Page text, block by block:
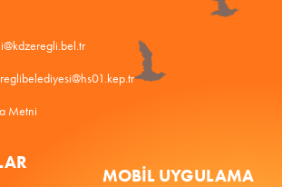
Metni
MOBIL UYGULAMA